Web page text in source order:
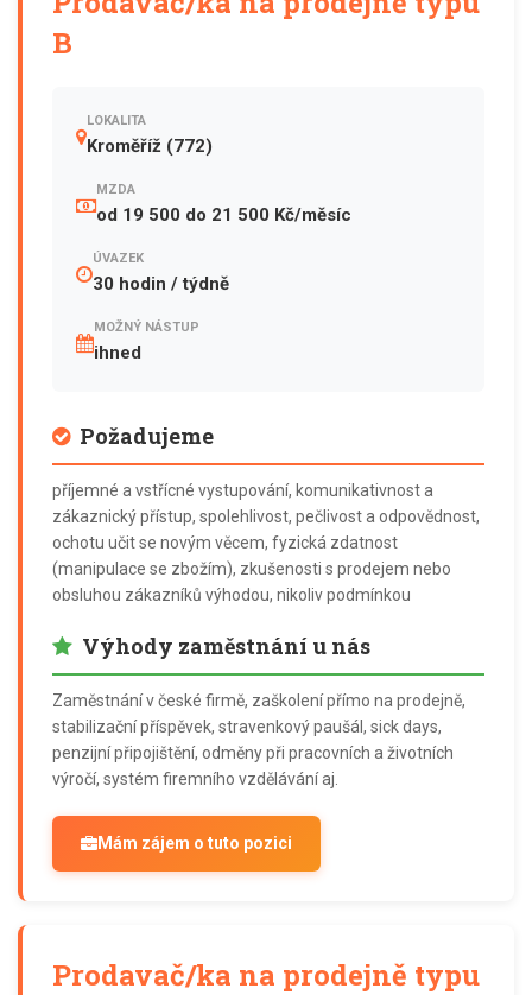
B
LOKALITA
Kroměříž (772)
MZDA
od 19 500 do 21 500 Kč/měsíc
ÚVAZEK
30 hodin / týdně
MOŽNÝ NÁSTUP
ihned
Požadujeme
příjemné a vstřícné vystupování, komunikativnost a
zákaznický přístup, spolehlivost, pečlivost a odpovědnost,
ochotu učit se novým věcem, fyzická zdatnost
(manipulace se zbožím), zkušenosti s prodejem nebo
obsluhou zákazníků výhodou, nikoliv podmínkou
Výhody zaměstnání u nás
Zaměstnání v české firmě, zaškolení přímo na prodejně,
stabilizační příspěvek, stravenkový paušál, sick days,
penzijní připojištění, odměny při pracovních a životních
výročí, systém firemního vzdělávání aj.
Mám zájem o tuto pozici
Prodavač/ka na prodejně typu